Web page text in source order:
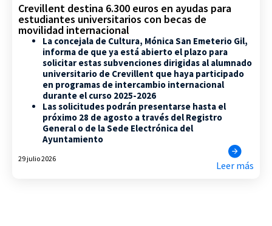
Crevillent destina 6.300 euros en ayudas para
estudiantes universitarios con becas de
movilidad internacional
La concejala de Cultura, Mónica San Emeterio Gil,
informa de que ya está abierto el plazo para
solicitar estas subvenciones dirigidas al alumnado
universitario de Crevillent que haya participado
en programas de intercambio internacional
durante el curso 2025-2026
Las solicitudes podrán presentarse hasta el
próximo 28 de agosto a través del Registro
General o de la Sede Electrónica del
Ayuntamiento
29 julio 2026
Leer más